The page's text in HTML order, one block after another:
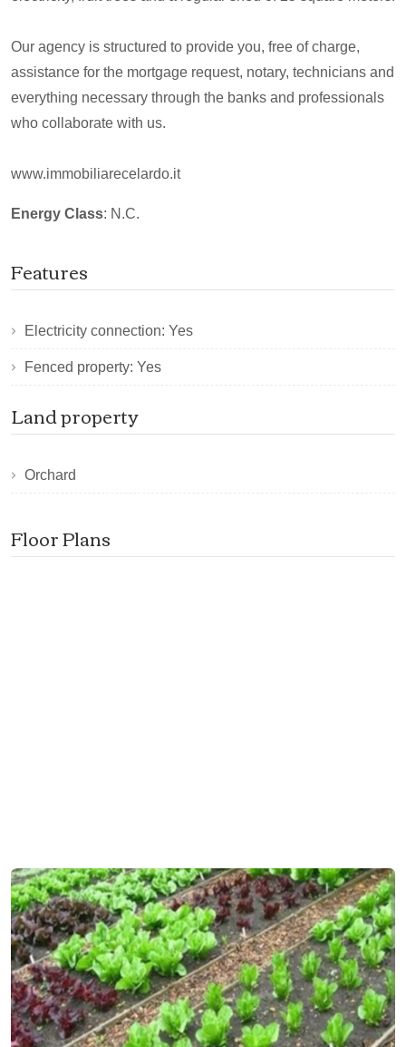
Our agency is structured to provide you, free of charge,
assistance for the mortgage request, notary, technicians and
everything necessary through the banks and professionals
who collaborate with us.
www.immobiliarecelardo.it
Energy Class: N.C.
Features
Electricity connection: Yes
Fenced property: Yes
Land property
Orchard
Floor Plans